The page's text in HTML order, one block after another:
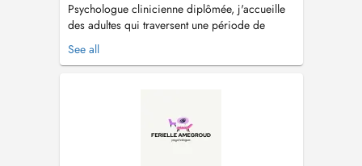
Psychologue clinicienne diplômée, j'accueille
des adultes qui traversent une période de
questionnement, de stress ou de difficulté
personnelle, relationnelle ou professionnelle. Je
See all